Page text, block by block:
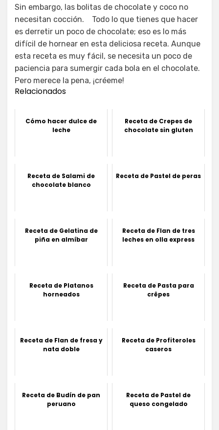
Sin embargo, las bolitas de chocolate y coco no
necesitan cocción. Todo lo que tienes que hacer
es derretir un poco de chocolate; eso es lo más
difícil de hornear en esta deliciosa receta. Aunque
esta receta es muy fácil, se necesita un poco de
paciencia para sumergir cada bola en el chocolate.
Pero merece la pena, ¡créeme!
Relacionados
Cómo hacer dulce de
leche
Receta de Crepes de
chocolate sin gluten
Receta de Salami de
chocolate blanco
Receta de Pastel de peras
Receta de Gelatina de
piña en almíbar
Receta de Flan de tres
leches en olla express
Receta de Platanos
horneados
Receta de Pasta para
crêpes
Receta de Flan de fresa y
nata doble
Receta de Profiteroles
caseros
Receta de Budín de pan
peruano
Receta de Pastel de
queso congelado